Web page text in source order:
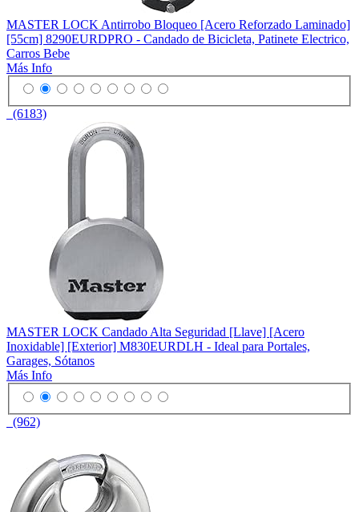
MASTER LOCK Antirrobo Bloqueo [Acero Reforzado Laminado]
[55cm] 8290EURDPRO - Candado de Bicicleta, Patinete Electrico,
Carros Bebe
Más Info
(6183)
MASTER LOCK Candado Alta Seguridad [Llave] [Acero
Inoxidable] [Exterior] M830EURDLH - Ideal para Portales,
Garages, Sótanos
Más Info
(962)